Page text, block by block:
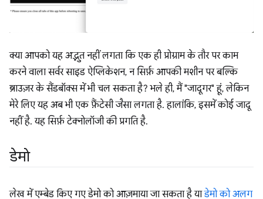
क्या आपको यह अद्भुत नहीं लगता कि एक ही प्रोग्राम के तौर पर काम
करने वाला सर्वर साइड ऐप्लिकेशन, न सिर्फ़ आपकी मशीन पर बल्कि
ब्राउज़र के सैंडबॉक्स में भी चल सकता है? भले ही, मैं "जादूगर" हूं, लेकिन
मेरे लिए यह अब भी एक फ़ैंटेसी जैसा लगता है. हालांकि, इसमें कोई जादू
नहीं है. यह सिर्फ़ टेक्नोलॉजी की प्रगति है.
डेमो
लेख में एम्बेड किए गए डेमो को आज़माया जा सकता है याडेमो को अलग